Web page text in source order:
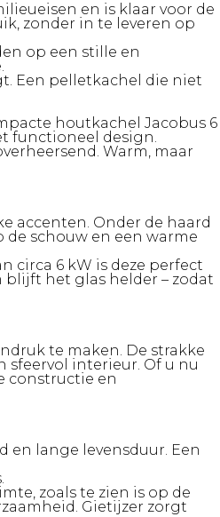
en is klaar voor de
zonder in te leveren op
op een stille en
Een pelletkachel die niet
houtkachel Jacobus 6
functioneel design.
Warm, maar
accenten. Onder de haard
schouw en een warme
circa 6 kW is deze perfect
het glas helder – zodat
te maken. De strakke
sfeervol interieur. Of u nu
constructie en
en lange levensduur. Een
zoals te zien is op de
Gietijzer zorgt